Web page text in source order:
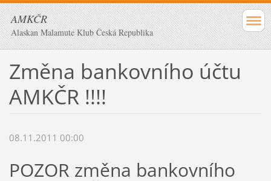
AMKČR
Alaskan Malamute Klub Česká Republika
Změna bankovního účtu
AMKČR !!!!
08.11.2011 00:00
POZOR změna bankovního